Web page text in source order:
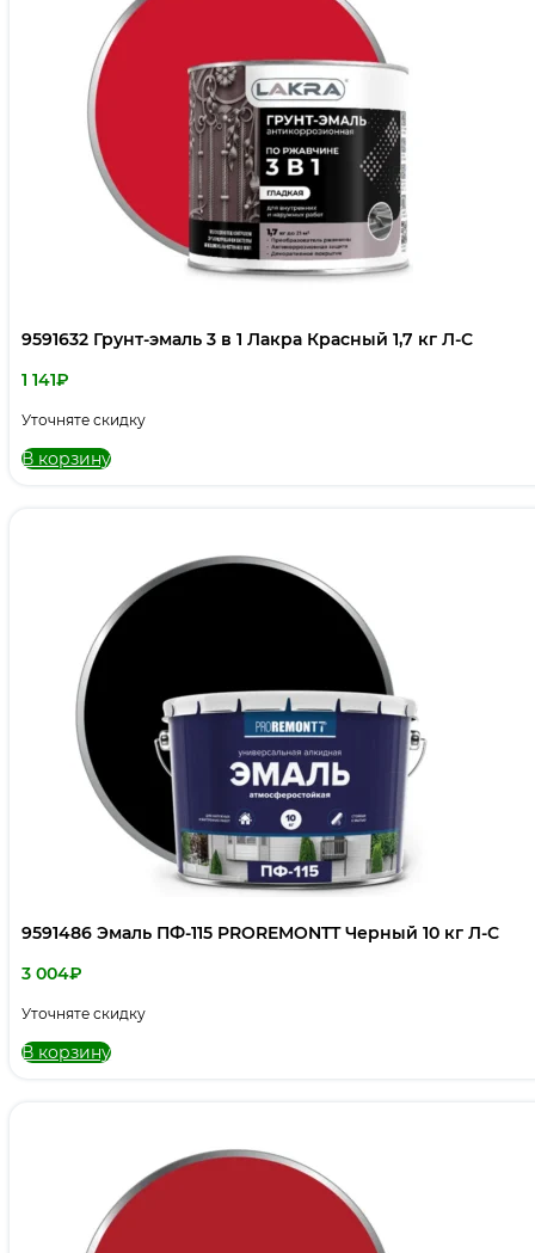
9591632 Грунт-эмаль 3 в 1 Лакра Красный 1,7 кг Л-С
1 141₽
Уточняте скидку
В корзину
9591486 Эмаль ПФ-115 PROREMONTT Черный 10 кг Л-С
3 004₽
Уточняте скидку
В корзину